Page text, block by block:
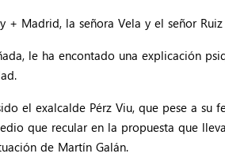
+ Madrid, la señora Vela y el señor
le ha encontado una explicación
el exalcalde Pérz Viu, que pese a
que recular en la propuesta que
de Martín Galán.